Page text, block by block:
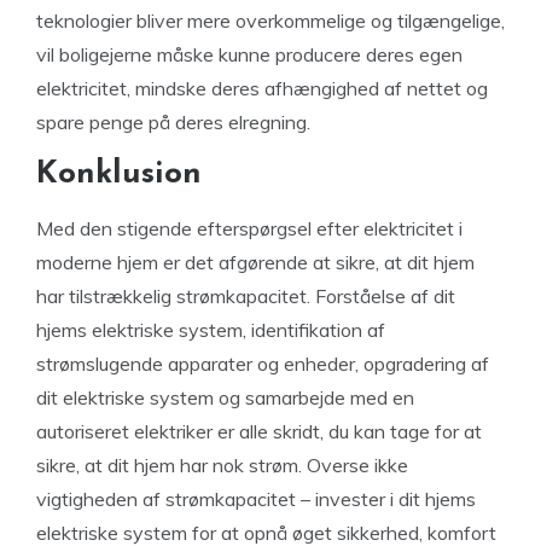
teknologier bliver mere overkommelige og tilgængelige,
vil boligejerne måske kunne producere deres egen
elektricitet, mindske deres afhængighed af nettet og
spare penge på deres elregning.
Konklusion
Med den stigende efterspørgsel efter elektricitet i
moderne hjem er det afgørende at sikre, at dit hjem
har tilstrækkelig strømkapacitet. Forståelse af dit
hjems elektriske system, identifikation af
strømslugende apparater og enheder, opgradering af
dit elektriske system og samarbejde med en
autoriseret elektriker er alle skridt, du kan tage for at
sikre, at dit hjem har nok strøm. Overse ikke
vigtigheden af strømkapacitet – invester i dit hjems
elektriske system for at opnå øget sikkerhed, komfort